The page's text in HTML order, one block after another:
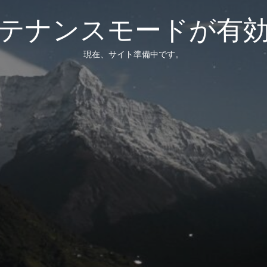
ナンスモードが有
現在、サイト準備中です。